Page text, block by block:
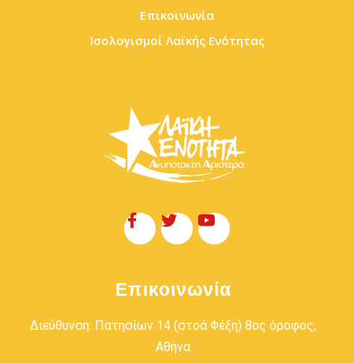
Επικοινωνία
Ισολογισμοί Λαϊκής Ενότητας
Επικοινωνία
Διεύθυνση: Πατησίων 14 (στοά Φέξη) 8ος όροφος,
Αθήνα